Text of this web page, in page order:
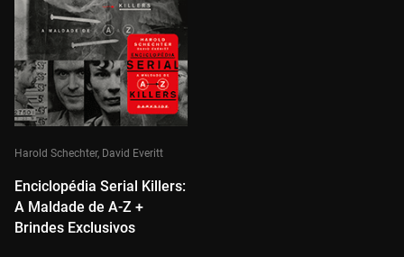
Harold Schechter, David Everitt
Enciclopédia Serial Killers:
A Maldade de A-Z +
Brindes Exclusivos